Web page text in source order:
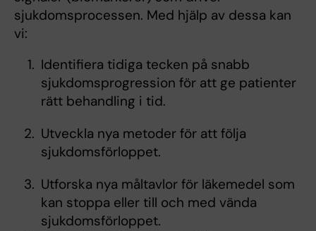
sjukdomsprocessen. Med hjälp av dessa kan
vi:
Identifiera tidiga tecken på snabb
sjukdomsprogression för att ge patienter
rätt behandling i tid.
Utveckla nya metoder för att följa
sjukdomsförloppet.
Utforska nya måltavlor för läkemedel som
kan stoppa eller till och med vända
sjukdomsförloppet.